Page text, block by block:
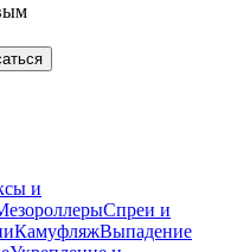
и
Спреи и
КамуфляжВыпадение